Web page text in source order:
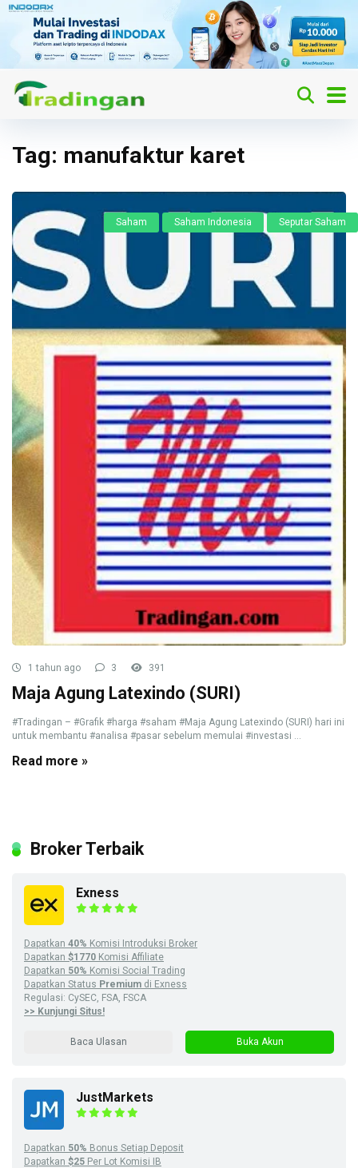
Tag: manufaktur karet
Saham Saham Indonesia Seputar Saham
1 tahun ago 3 391
Maja Agung Latexindo (SURI)
#Tradingan – #Grafik #harga #saham #Maja Agung Latexindo (SURI) hari ini
untuk membantu #analisa #pasar sebelum memulai #investasi ...
Read more »
Broker Terbaik
Exness
Dapatkan 40% Komisi Introduksi Broker
Dapatkan $1770 Komisi Affiliate
Dapatkan 50% Komisi Social Trading
Dapatkan Status Premium di Exness
Regulasi: CySEC, FSA, FSCA
>> Kunjungi Situs!
Baca Ulasan Buka Akun
JustMarkets
Dapatkan 50% Bonus Setiap Deposit
Dapatkan $25 Per Lot Komisi IB